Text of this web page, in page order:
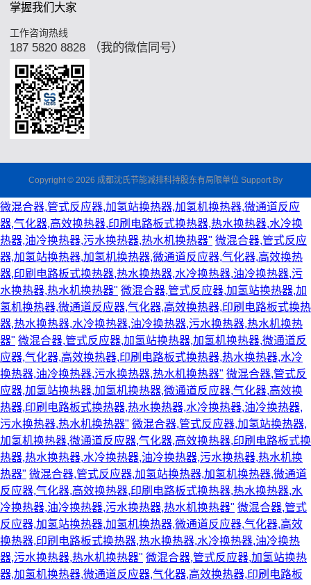
掌握我们大家
工作咨询热线
187 5820 8828 （我的微信同号）
Copyright © 2026 成都沈氏节能减排科持股东有局限单位 Support By
微混合器,管式反应器,加氢站换热器,加氢机换热器,微通道反应
器,气化器,高效换热器,印刷电路板式换热器,热水换热器,水冷换
热器,油冷换热器,污水换热器,热水机换热器" 微混合器,管式反应
器,加氢站换热器,加氢机换热器,微通道反应器,气化器,高效换热
器,印刷电路板式换热器,热水换热器,水冷换热器,油冷换热器,污
水换热器,热水机换热器" 微混合器,管式反应器,加氢站换热器,加
氢机换热器,微通道反应器,气化器,高效换热器,印刷电路板式换热
器,热水换热器,水冷换热器,油冷换热器,污水换热器,热水机换热
器" 微混合器,管式反应器,加氢站换热器,加氢机换热器,微通道反
应器,气化器,高效换热器,印刷电路板式换热器,热水换热器,水冷
换热器,油冷换热器,污水换热器,热水机换热器" 微混合器,管式反
应器,加氢站换热器,加氢机换热器,微通道反应器,气化器,高效换
热器,印刷电路板式换热器,热水换热器,水冷换热器,油冷换热器,
污水换热器,热水机换热器" 微混合器,管式反应器,加氢站换热器,
加氢机换热器,微通道反应器,气化器,高效换热器,印刷电路板式换
热器,热水换热器,水冷换热器,油冷换热器,污水换热器,热水机换
热器" 微混合器,管式反应器,加氢站换热器,加氢机换热器,微通道
反应器,气化器,高效换热器,印刷电路板式换热器,热水换热器,水
冷换热器,油冷换热器,污水换热器,热水机换热器" 微混合器,管式
反应器,加氢站换热器,加氢机换热器,微通道反应器,气化器,高效
换热器,印刷电路板式换热器,热水换热器,水冷换热器,油冷换热
器,污水换热器,热水机换热器" 微混合器,管式反应器,加氢站换热
器,加氢机换热器,微通道反应器,气化器,高效换热器,印刷电路板